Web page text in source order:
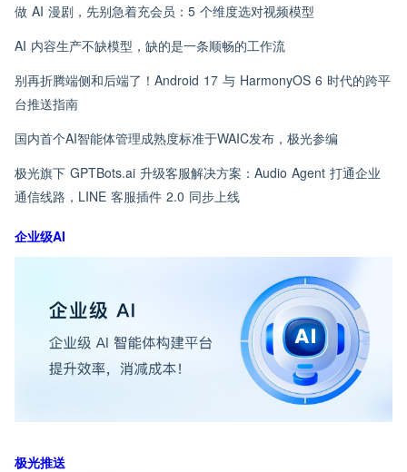
做 AI 漫剧，先别急着充会员：5 个维度选对视频模型
AI 内容生产不缺模型，缺的是一条顺畅的工作流
别再折腾端侧和后端了！Android 17 与 HarmonyOS 6 时代的跨平
台推送指南
国内首个AI智能体管理成熟度标准于WAIC发布，极光参编
极光旗下 GPTBots.ai 升级客服解决方案：Audio Agent 打通企业
通信线路，LINE 客服插件 2.0 同步上线
企业级AI
极光推送